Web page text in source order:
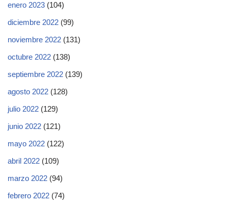
enero 2023 (104)
diciembre 2022 (99)
noviembre 2022 (131)
octubre 2022 (138)
septiembre 2022 (139)
agosto 2022 (128)
julio 2022 (129)
junio 2022 (121)
mayo 2022 (122)
abril 2022 (109)
marzo 2022 (94)
febrero 2022 (74)